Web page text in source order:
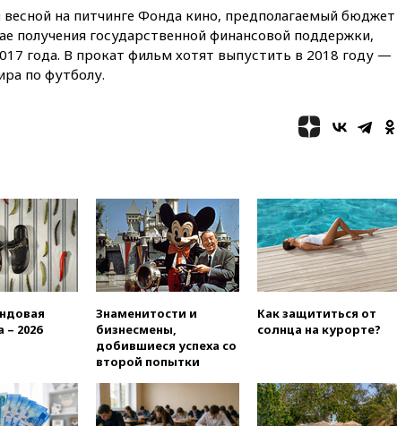
10:59Торговые центры и кафе
в России могут обязать
раздавать питьевую воду
бесплатно
признала свою вину
ЕС и ЕАЭС
10:21
ФСБ задержала более
20 сотрудников пунктов
обмена криптовалюты в
«Москве-Сити»
Минтранс предлагает
тратить средства дорожных
фондов на защиту трасс от
БПЛА
09:56
Хакеры нашли
документы об ударах ВСУ по
нефтяным терминалам в
на питчинге Фонда кино, предполагаемый бюджет
получения государственной финансовой поддержки,
года. В прокат фильм хотят выпустить в 2018 году —
по футболу.
– 2026
Знаменитости и
бизнесмены,
добившиеся успеха со
второй попытки
Как защититься от
солнца на курорте?